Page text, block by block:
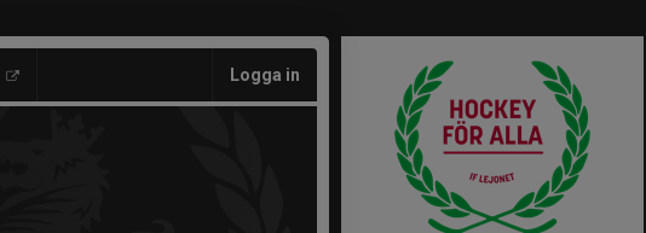
Logga in